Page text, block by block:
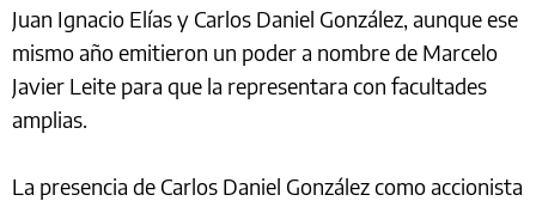
Juan Ignacio Elías y Carlos Daniel González, aunque ese
mismo año emitieron un poder a nombre de Marcelo
Javier Leite para que la representara con facultades
amplias.
La presencia de Carlos Daniel González como accionista